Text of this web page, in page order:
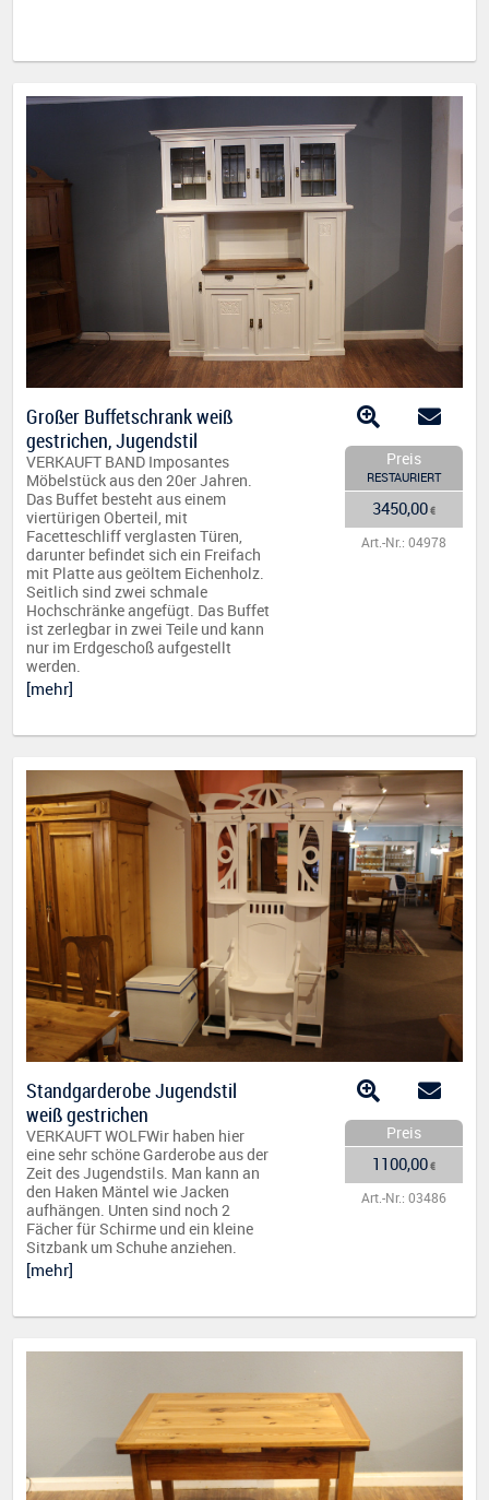
Großer Buffetschrank weiß
gestrichen, Jugendstil
VERKAUFT BAND Imposantes
Möbelstück aus den 20er Jahren.
Das Buffet besteht aus einem
viertürigen Oberteil, mit
Facetteschliff verglasten Türen,
darunter befindet sich ein Freifach
mit Platte aus geöltem Eichenholz.
Seitlich sind zwei schmale
Hochschränke angefügt. Das Buffet
ist zerlegbar in zwei Teile und kann
nur im Erdgeschoß aufgestellt
werden.
[mehr]
Preis
RESTAURIERT
3450,00€
Art.-Nr.: 04978
Standgarderobe Jugendstil
weiß gestrichen
VERKAUFT WOLFWir haben hier
eine sehr schöne Garderobe aus der
Zeit des Jugendstils. Man kann an
den Haken Mäntel wie Jacken
aufhängen. Unten sind noch 2
Fächer für Schirme und ein kleine
Sitzbank um Schuhe anziehen.
[mehr]
Preis
1100,00€
Art.-Nr.: 03486